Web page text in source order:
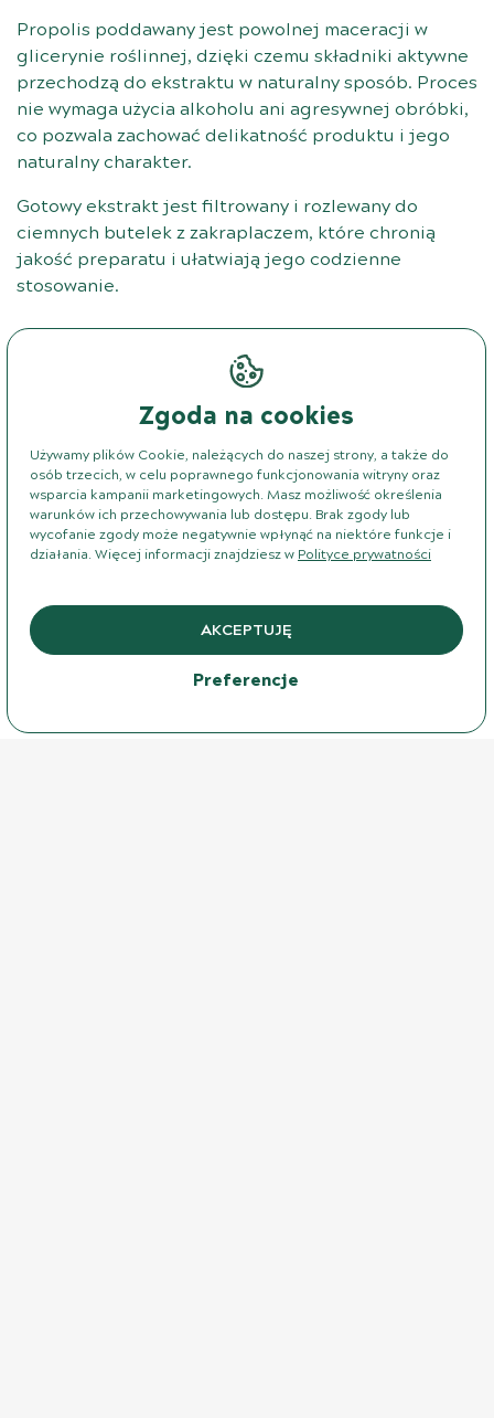
Zgoda na cookies
Używamy plików Cookie, należących do naszej strony, a także do
osób trzecich, w celu poprawnego funkcjonowania witryny oraz
wsparcia kampanii marketingowych. Masz możliwość określenia
warunków ich przechowywania lub dostępu. Brak zgody lub
wycofanie zgody może negatywnie wpłynąć na niektóre funkcje i
działania. Więcej informacji znajdziesz w Polityce prywatności
AKCEPTUJĘ
Preferencje
Propolis poddawany jest powolnej maceracji w
glicerynie roślinnej, dzięki czemu składniki aktywne
przechodzą do ekstraktu w naturalny sposób. Proces
nie wymaga użycia alkoholu ani agresywnej obróbki,
co pozwala zachować delikatność produktu i jego
naturalny charakter.
Gotowy ekstrakt jest filtrowany i rozlewany do
ciemnych butelek z zakraplaczem, które chronią
jakość preparatu i ułatwiają jego codzienne
stosowanie.